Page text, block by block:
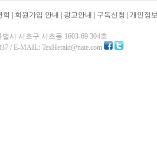
혁 회원가입 안내 광고안내 구독신청 개인정
시 서초구 서초동 1603-69 304호
/ E-MAIL: TexHerald@nate.com